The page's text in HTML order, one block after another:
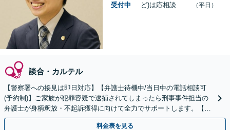
受付中
ど)は応相談
（平日）
談合・カルテル
【警察署への接見は即日対応】【弁護士待機中/当日中の電話相談可
(予約制)】ご家族が犯罪容疑で逮捕されてしまったら刑事事件担当の
弁護士が身柄釈放・不起訴獲得に向けて全力でサポートします。【毎
月100名以上の相談実績】【全国対応】
料金表を見る